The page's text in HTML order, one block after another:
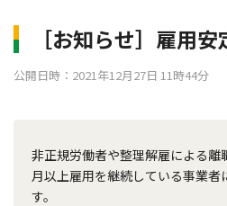
［お知らせ］雇用
公開日時：2021年12月27日 11時44分
非正規労働者や整理解雇による離
月以上雇用を継続している事業者
す。